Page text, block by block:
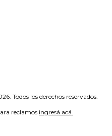
Todos los derechos reservados.
reclamos ingresá acá.